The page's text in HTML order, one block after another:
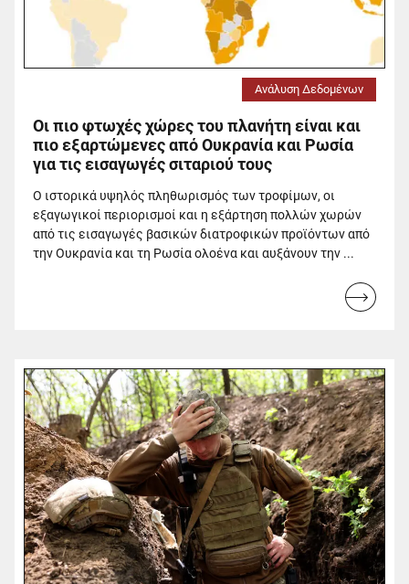
Ανάλυση Δεδομένων
Οι πιο φτωχές χώρες του πλανήτη είναι και
πιο εξαρτώμενες από Ουκρανία και Ρωσία
για τις εισαγωγές σιταριού τους
Ο ιστορικά υψηλός πληθωρισμός των τροφίμων, οι
εξαγωγικοί περιορισμοί και η εξάρτηση πολλών χωρών
από τις εισαγωγές βασικών διατροφικών προϊόντων από
την Ουκρανία και τη Ρωσία ολοένα και αυξάνουν την ...
Read